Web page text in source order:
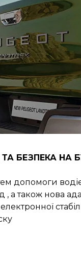
ТА БЕЗПЕКА НА
допомоги
, а також нова